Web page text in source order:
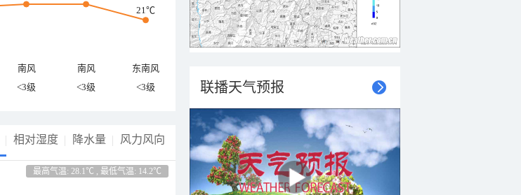
21℃
南风 南风
东南风
<3级 <3级 <3级
相对湿度 降水量 风力风向
最高气温: 28.1℃ , 最低气温: 14.2℃
联播天气预报